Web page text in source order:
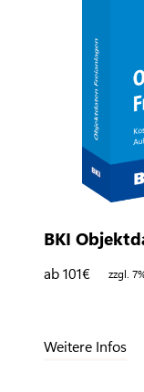
BKI
ab 101€ zzgl.
Weitere Infos